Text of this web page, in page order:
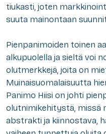
tiukasti, joten
suuta mainontaan
Pienpanimoiden toinen
alkupuolella ja sieltä voi
olutmerkkejä, joita on
Muinaisuomalaisuutta
Panimo Hiisi on johti
olutnimikehitystä, missä
abstrakti ja kiinnostava,